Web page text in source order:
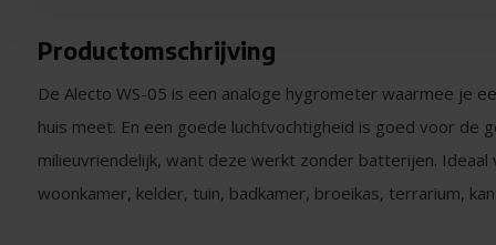
Productomschrijving
De Alecto WS-05 is een analoge hygrometer waarmee je
huis meet. En een goede luchtvochtigheid is goed voor de
milieuvriendelijk, want deze werkt zonder batterijen. Ideaal
woonkamer, kelder, tuin, badkamer, broeikas, terrarium,